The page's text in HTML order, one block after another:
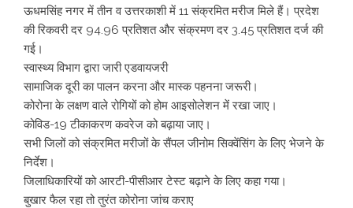
ऊधमसिंह नगर में तीन व उत्तरकाशी में 11 संक्रमित मरीज मिले हैं। प्रदेश
की रिकवरी दर 94.96 प्रतिशत और संक्रमण दर 3.45 प्रतिशत दर्ज की
गई।
स्वास्थ्य विभाग द्वारा जारी एडवायजरी
सामाजिक दूरी का पालन करना और मास्क पहनना जरूरी।
कोरोना के लक्षण वाले रोगियों को होम आइसोलेशन में रखा जाए।
कोविड-19 टीकाकरण कवरेज को बढ़ाया जाए।
सभी जिलों को संक्रमित मरीजों के सैंपल जीनोम सिक्वेंसिंग के लिए भेजने के
निर्देश।
जिलाधिकारियों को आरटी-पीसीआर टेस्ट बढ़ाने के लिए कहा गया।
बुखार फैल रहा तो तुरंत कोरोना जांच कराए